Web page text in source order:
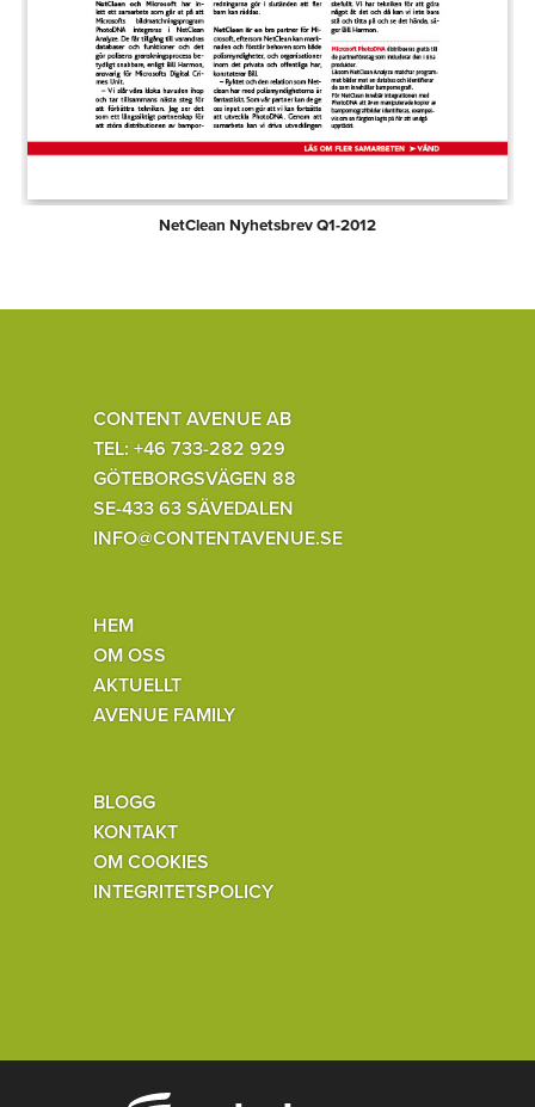
NetClean Nyhetsbrev Q1-2012
CONTENT AVENUE AB
TEL: +46 733-282 929
GÖTEBORGSVÄGEN 88
SE-433 63 SÄVEDALEN
INFO@CONTENTAVENUE.SE
HEM
OM OSS
AKTUELLT
AVENUE FAMILY
BLOGG
KONTAKT
OM COOKIES
INTEGRITETSPOLICY